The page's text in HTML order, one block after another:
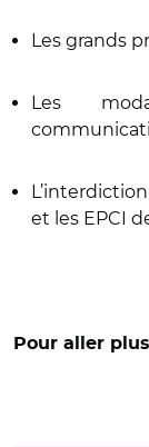
Les grands
Les
et les EPCI
Pour aller